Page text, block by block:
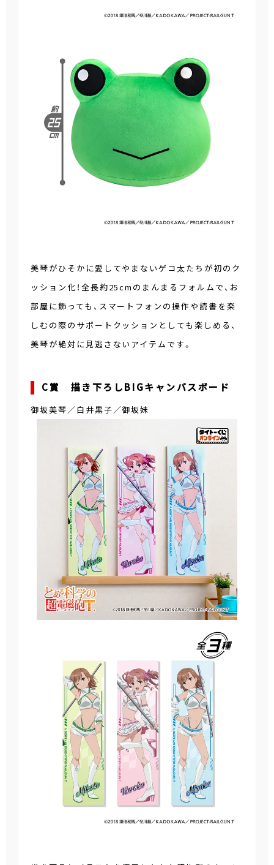
美琴がひそかに愛してやまないゲコ太たちが初のク
ッション化！全長約25cmのまんまるフォルムで、お
部屋に飾っても、スマートフォンの操作や読書を楽
しむの際のサポートクッションとしても楽しめる、
美琴が絶対に見逃さないアイテムです。
C賞 描き下ろしBIGキャンバスボード
御坂美琴／白井黒子／御坂妹